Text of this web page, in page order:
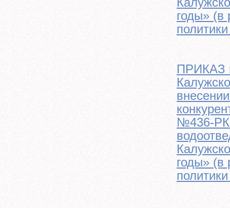
годы» (в
ПРИКАЗ
№436-РК
годы» (в